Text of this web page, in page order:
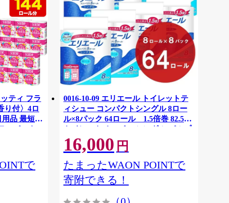
ティ フラ
り付〉4ロ
品 最短翌
ーパック
紙クレシ
で
0016-10-09 エリエール トイレットテ
ィシュー コンパクトシングル 8ロー
ル×8パック 64ロール 1.5倍巻 82.5m
トイレットペーパー シングル パルプ
100％ 香りつき 日用品 消耗品 備蓄
16,000 円
たまったWAON POINTで
寄附できる！